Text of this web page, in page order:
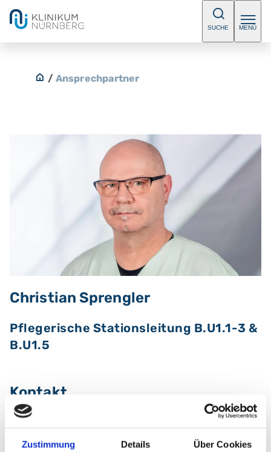
Zustimmung Details Über Cookies
SUCHE MENÜ
/ Ansprechpartner
Christian Sprengler
Pflegerische Stationsleitung B.U1.1-3 &
B.U1.5
Kontakt
Telefon: